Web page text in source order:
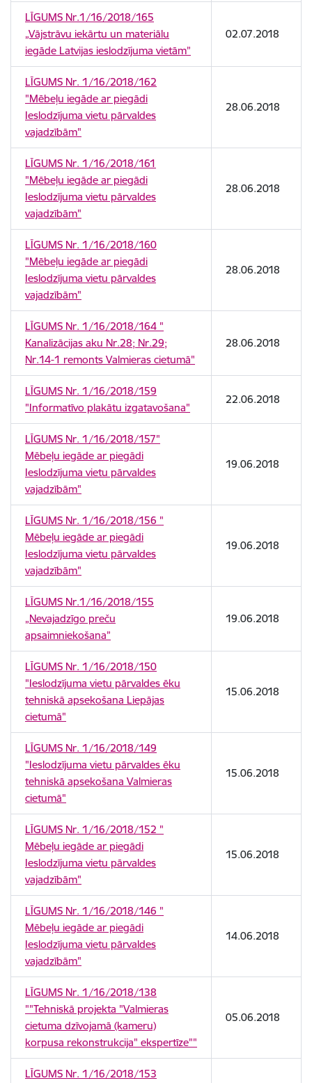
LĪGUMS Nr.1/16/2018/165
„Vājstrāvu iekārtu un materiālu
iegāde Latvijas ieslodzījuma vietām”
02.07.2018
LĪGUMS Nr. 1/16/2018/162
"Mēbeļu iegāde ar piegādi
Ieslodzījuma vietu pārvaldes
vajadzībām"
28.06.2018
LĪGUMS Nr. 1/16/2018/161
"Mēbeļu iegāde ar piegādi
Ieslodzījuma vietu pārvaldes
vajadzībām"
28.06.2018
LĪGUMS Nr. 1/16/2018/160
"Mēbeļu iegāde ar piegādi
Ieslodzījuma vietu pārvaldes
vajadzībām"
28.06.2018
LĪGUMS Nr. 1/16/2018/164 "
Kanalizācijas aku Nr.28; Nr.29;
Nr.14-1 remonts Valmieras cietumā"
28.06.2018
LĪGUMS Nr. 1/16/2018/159
"Informatīvo plakātu izgatavošana"
22.06.2018
LĪGUMS Nr. 1/16/2018/157"
Mēbeļu iegāde ar piegādi
Ieslodzījuma vietu pārvaldes
vajadzībām"
19.06.2018
LĪGUMS Nr. 1/16/2018/156 "
Mēbeļu iegāde ar piegādi
Ieslodzījuma vietu pārvaldes
vajadzībām"
19.06.2018
LĪGUMS Nr.1/16/2018/155
„Nevajadzīgo preču
apsaimniekošana”
19.06.2018
LĪGUMS Nr. 1/16/2018/150
"Ieslodzījuma vietu pārvaldes ēku
tehniskā apsekošana Liepājas
cietumā"
15.06.2018
LĪGUMS Nr. 1/16/2018/149
"Ieslodzījuma vietu pārvaldes ēku
tehniskā apsekošana Valmieras
cietumā"
15.06.2018
LĪGUMS Nr. 1/16/2018/152 "
Mēbeļu iegāde ar piegādi
Ieslodzījuma vietu pārvaldes
vajadzībām"
15.06.2018
LĪGUMS Nr. 1/16/2018/146 "
Mēbeļu iegāde ar piegādi
Ieslodzījuma vietu pārvaldes
vajadzībām"
14.06.2018
LĪGUMS Nr. 1/16/2018/138
""Tehniskā projekta "Valmieras
cietuma dzīvojamā (kameru)
korpusa rekonstrukcija" ekspertīze""
05.06.2018
LĪGUMS Nr. 1/16/2018/153